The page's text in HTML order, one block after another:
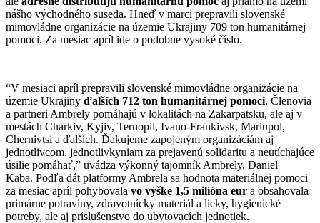
nášho východného suseda. Hneď v marci prepravili slovenské
mimovládne organizácie na územie Ukrajiny 709 ton humanitárnej
pomoci. Za mesiac apríl ide o podobne vysoké číslo.
“V mesiaci apríl prepravili slovenské mimovládne organizácie na
územie Ukrajiny ďalších 712 ton humanitárnej pomoci. Členovia
a partneri Ambrely pomáhajú v lokalitách na Zakarpatsku, ale aj v
mestách Charkiv, Kyjiv, Ternopil, Ivano-Frankivsk, Mariupol,
Chernivtsi a ďalších. Ďakujeme zapojeným organizáciám aj
jednotlivcom, jednotlivkyniam za prejavenú solidaritu a neutíchajúce
úsilie pomáhať,” uvádza výkonný tajomník Ambrely, Daniel
Kaba. Podľa dát platformy Ambrela sa hodnota materiálnej pomoci
za mesiac apríl pohybovala vo výške 1,5 milióna eur a obsahovala
primárne potraviny, zdravotnícky materiál a lieky, hygienické
potreby, ale aj príslušenstvo do ubytovacích jednotiek.